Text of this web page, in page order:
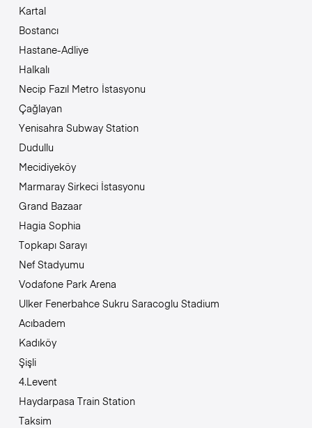
Kartal
Bostancı
Hastane-Adliye
Halkalı
Necip Fazıl Metro İstasyonu
Çağlayan
Yenisahra Subway Station
Dudullu
Mecidiyeköy
Marmaray Sirkeci İstasyonu
Grand Bazaar
Hagia Sophia
Topkapı Sarayı
Nef Stadyumu
Vodafone Park Arena
Ulker Fenerbahce Sukru Saracoglu Stadium
Acıbadem
Kadıköy
Şişli
4.Levent
Haydarpasa Train Station
Taksim